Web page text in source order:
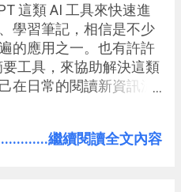
這類 AI 工具來快速進
學習筆記，相信是不少
的應用之一。也有許許
要工具，來協助解決這類
在日常的閱讀新資訊流
今天這篇文章就來跟大
繼續閱讀全文內容